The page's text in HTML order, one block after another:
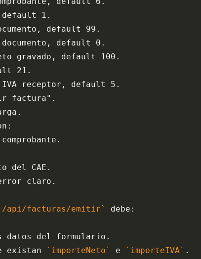
default 1.
default 99.
documento, default 0.
gravado, default 100.
21.
IVA receptor, default 5.
factura".
del CAE.
claro.
api/facturas/emitir` debe:
datos del formulario.
existan `importeNeto` e `importeIVA` .